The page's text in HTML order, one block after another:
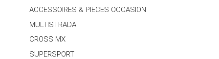
ACCESSOIRES & PIECES OCCASION
MULTISTRADA
CROSS MX
SUPERSPORT